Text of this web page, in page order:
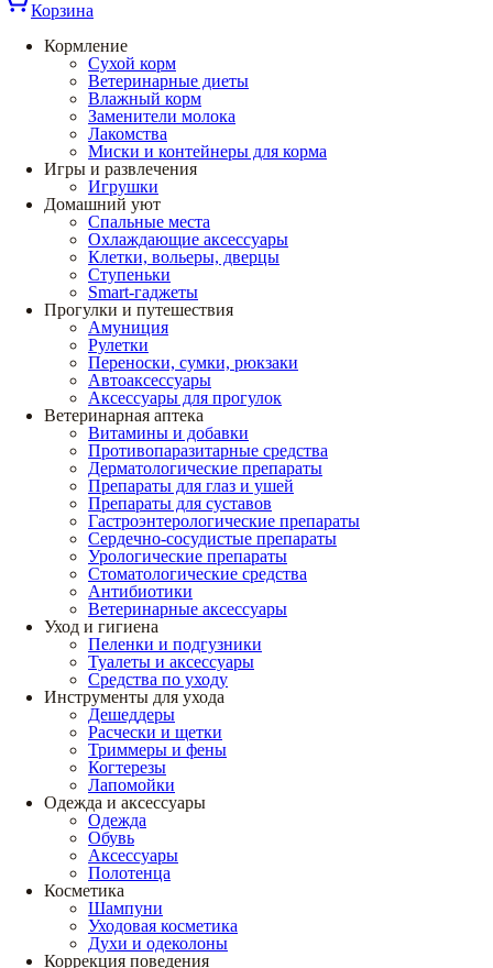
Корзина
Кормление
Сухой корм
Ветеринарные диеты
Влажный корм
Заменители молока
Лакомства
Миски и контейнеры для корма
Игры и развлечения
Игрушки
Домашний уют
Спальные места
Охлаждающие аксессуары
Клетки, вольеры, дверцы
Ступеньки
Smart-гаджеты
Прогулки и путешествия
Амуниция
Рулетки
Переноски, сумки, рюкзаки
Автоаксессуары
Аксессуары для прогулок
Ветеринарная аптека
Витамины и добавки
Противопаразитарные средства
Дерматологические препараты
Препараты для глаз и ушей
Препараты для суставов
Гастроэнтерологические препараты
Сердечно-сосудистые препараты
Урологические препараты
Стоматологические средства
Антибиотики
Ветеринарные аксессуары
Уход и гигиена
Пеленки и подгузники
Туалеты и аксессуары
Средства по уходу
Инструменты для ухода
Дешеддеры
Расчески и щетки
Триммеры и фены
Когтерезы
Лапомойки
Одежда и аксессуары
Одежда
Обувь
Аксессуары
Полотенца
Косметика
Шампуни
Уходовая косметика
Духи и одеколоны
Коррекция поведения